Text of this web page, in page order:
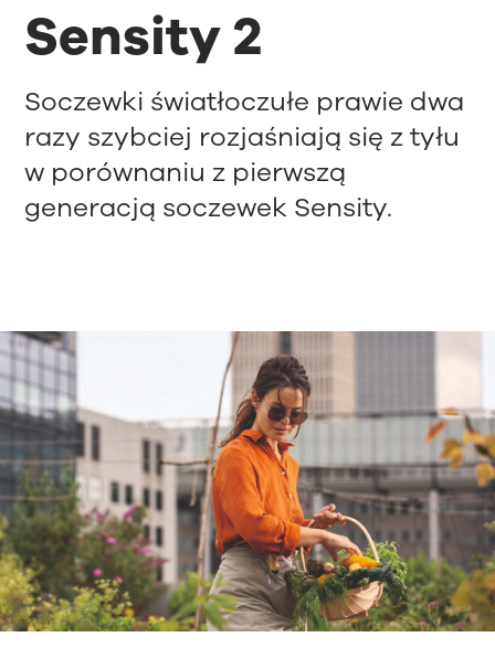
Sensity 2
Soczewki światłoczułe prawie dwa
razy szybciej rozjaśniają się z tyłu
w porównaniu z pierwszą
generacją soczewek Sensity.